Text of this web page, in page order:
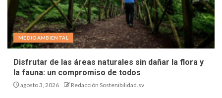
MEDIOAMBIENTAL
Disfrutar de las áreas naturales sin dañar la flora y
la fauna: un compromiso de todos
agosto 3, 2026 Redacción Sostenibilidad.sv